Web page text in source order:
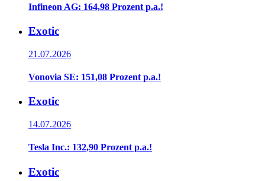
Infineon AG: 164,98 Prozent p.a.!
Exotic
21.07.2026
Vonovia SE: 151,08 Prozent p.a.!
Exotic
14.07.2026
Tesla Inc.: 132,90 Prozent p.a.!
Exotic